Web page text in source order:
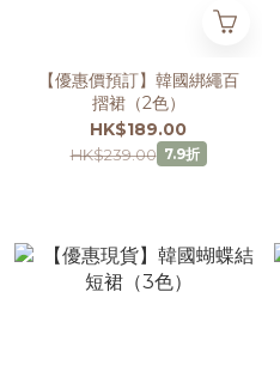
【優惠價預訂】韓國綁繩百
摺裙（2色）
HK$189.00
HK$239.00 7.9折